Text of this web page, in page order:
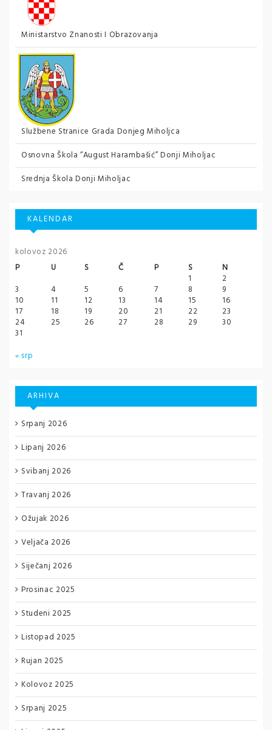
Ministarstvo Znanosti I Obrazovanja
Službene Stranice Grada Donjeg Miholjca
Osnovna Škola “August Harambašić” Donji Miholjac
Srednja Škola Donji Miholjac
KALENDAR
kolovoz 2026
P
U S Č P S
N
1
2
3
4 5 6 7 8
9
10
11 12 13 14 15
16
17
18 19 20 21 22
23
24
25 26 27 28 29
30
31
« srp
ARHIVA
Srpanj 2026
Lipanj 2026
Svibanj 2026
Travanj 2026
Ožujak 2026
Veljača 2026
Siječanj 2026
Prosinac 2025
Studeni 2025
Listopad 2025
Rujan 2025
Kolovoz 2025
Srpanj 2025